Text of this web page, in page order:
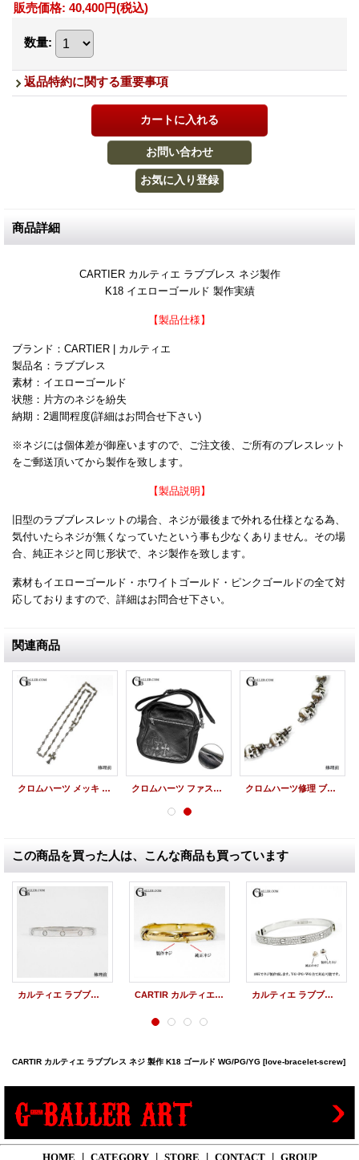
販売価格: 40,400円(税込)
数量:
返品特約に関する重要事項
商品詳細
CARTIER カルティエ ラブブレス ネジ製作
K18 イエローゴールド 製作実績
【製品仕様】
ブランド：CARTIER | カルティエ
製品名：ラブブレス
素材：イエローゴールド
状態：片方のネジを紛失
納期：2週間程度(詳細はお問合せ下さい)
※ネジには個体差が御座いますので、ご注文後、ご所有のブレスレット
をご郵送頂いてから製作を致します。
【製品説明】
旧型のラブブレスレットの場合、ネジが最後まで外れる仕様となる為、
気付いたらネジが無くなっていたという事も少なくありません。その場
合、純正ネジと同じ形状で、ネジ製作を致します。
素材もイエローゴールド・ホワイトゴールド・ピンクゴールドの全て対
応しておりますので、詳細はお問合せ下さい。
関連商品
クロムハーツ メッキ ゴールドコーティング 22K仕様 ネックレス クロムハーツ ファスナー ジッパー 修理 スライダー交換 ファスナー裂け 修復 クロムハーツ修理 ブレスレット FOTI フォティデルフィーノ タイニー ロウ付修理
この商品を買った人は、こんな商品も買っています
カルティエ ラブブレス 新品仕上げ K18WG ダイヤ 磨き加工 CARTIR カルティエ トリニティ ブレスレット ネジ 製作 K18 ゴールド WG/PG/YG カルティエ ラブブレスネジ WG/PG/YG 18Kでお作り致します!!
CARTIR カルティエ ラブブレス ネジ 製作 K18 ゴールド WG/PG/YG [love-bracelet-screw]
HOME | CATEGORY | STORE | CONTACT | GROUP